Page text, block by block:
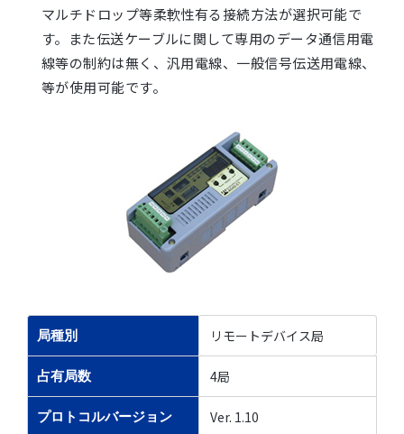
マルチドロップ等柔軟性有る接続方法が選択可能で
す。また伝送ケーブルに関して専用のデータ通信用電
線等の制約は無く、汎用電線、一般信号伝送用電線、
等が使用可能です。
局種別 リモートデバイス局
占有局数 4局
プロトコルバージョン Ver. 1.10